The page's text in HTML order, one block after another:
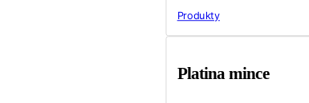
Produkty
Platina mince